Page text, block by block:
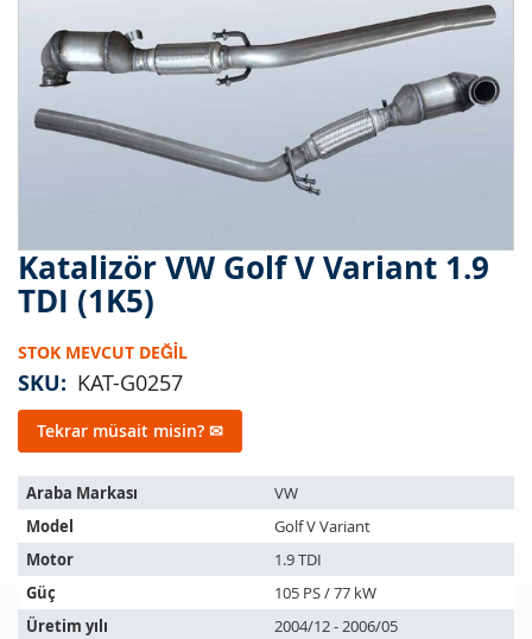
Katalizör VW Golf V Variant 1.9
TDI (1K5)
STOK MEVCUT DEĞIL
SKU KAT-G0257
Tekrar müsait misin? ✉
Bu
ürün
aşağıdaki
araçlara
uyar:
Araba Markası
VW
Model
Golf V Variant
Motor
1.9 TDI
Güç
105 PS / 77 kW
Üretim yılı
2004/12 - 2006/05
Resim
galerisinin
başlangıcına